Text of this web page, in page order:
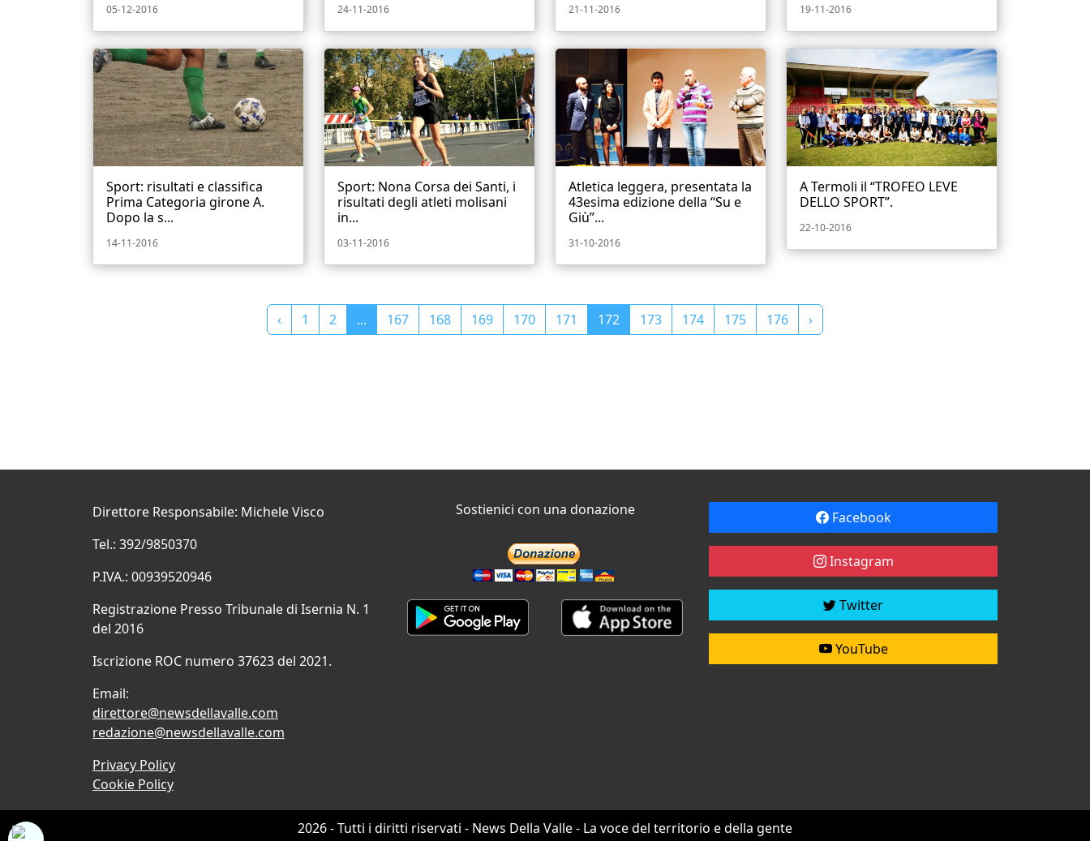
05-12-2016 24-11-2016 21-11-2016 19-11-2016
Sport: risultati e classifica
Prima Categoria girone A.
Dopo la s...
14-11-2016
Sport: Nona Corsa dei Santi, i
risultati degli atleti molisani
in...
03-11-2016
Atletica leggera, presentata la
43esima edizione della “Su e
Giù”...
31-10-2016
A Termoli il “TROFEO LEVE
DELLO SPORT”.
22-10-2016
‹ 1 2 ... 167 168 169 170 171 172 173 174 175 176 ›
Direttore Responsabile: Michele Visco
Tel.: 392/9850370
P.IVA.: 00939520946
Registrazione Presso Tribunale di Isernia N. 1
del 2016
Iscrizione ROC numero 37623 del 2021.
Email:
direttore@newsdellavalle.com
redazione@newsdellavalle.com
Privacy Policy
Cookie Policy
Sostienici con una donazione Facebook
Instagram
Twitter
YouTube
2026 - Tutti i diritti riservati - News Della Valle - La voce del territorio e della gente